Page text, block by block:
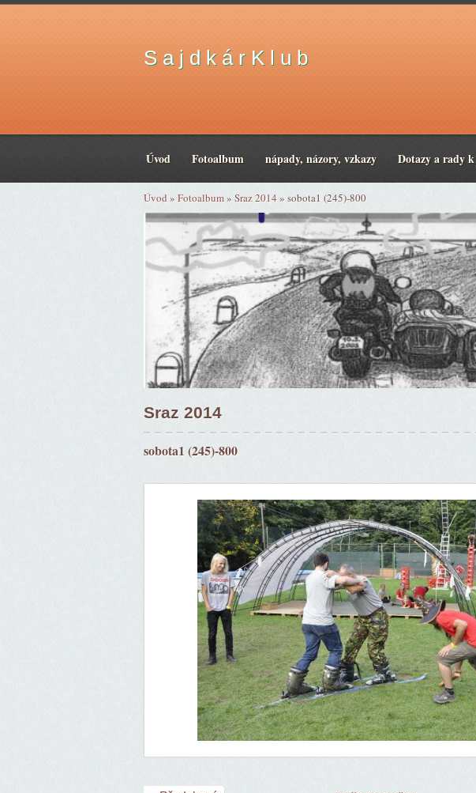
S a j d k á r K l u b
Úvod Fotoalbum nápady, názory, vzkazy Dotazy a rady
Úvod » Fotoalbum» Sraz 2014» sobota1 (245)-800
Sraz 2014
sobota1 (245)-800